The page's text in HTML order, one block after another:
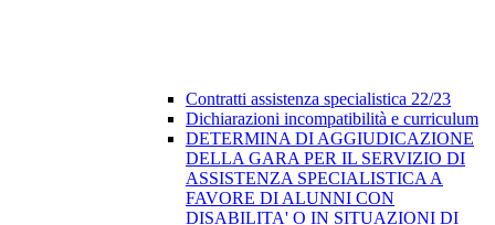
Contratti assistenza specialistica 22/23
Dichiarazioni incompatibilità e curriculum
DETERMINA DI AGGIUDICAZIONE
DELLA GARA PER IL SERVIZIO DI
ASSISTENZA SPECIALISTICA A
FAVORE DI ALUNNI CON
DISABILITA' O IN SITUAZIONI DI